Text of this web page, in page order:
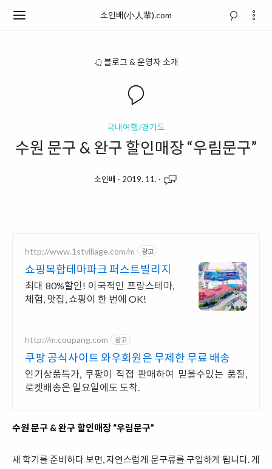
소인배(小人輩).com
블로그 & 운영자 소개
국내여행/경기도
수원 문구 & 완구 할인매장 “우림문구”
소인배 · 2019. 11. ·
http://www.1stvillage.com/m 광고
쇼핑복합테마파크 퍼스트빌리지
최대 80%할인! 이국적인 프랑스테마,
체험, 맛집, 쇼핑이 한 번에 OK!
http://m.coupang.com 광고
쿠팡 공식사이트 와우회원은 무제한 무료 배송
인기상품특가, 쿠팡이 직접 판매하여 믿을수있는 품질,
로켓배송은 일요일에도 도착.
수원 문구 & 완구 할인매장 “우림문구”
새 학기를 준비하다 보면, 자연스럽게 문구류를 구입하게 됩니다. 게